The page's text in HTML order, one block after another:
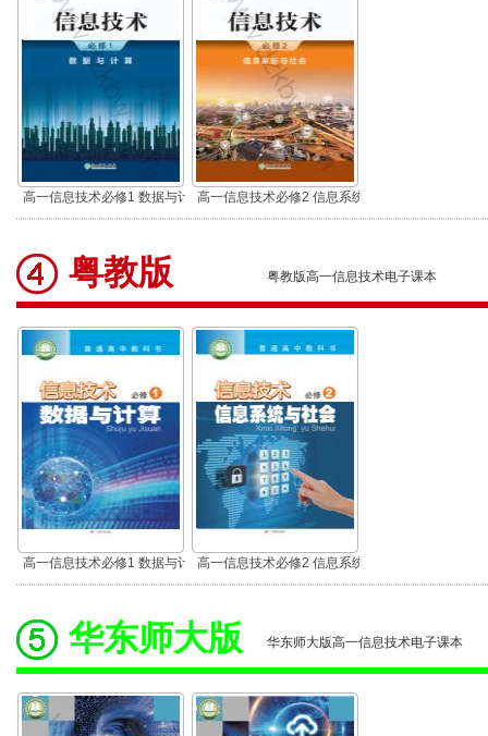
高一信息技术必修1 数据与计
算
高一信息技术必修2 信息系统
与社会
粤教版 粤教版高一信息技术电子课本
高一信息技术必修1 数据与计
算
高一信息技术必修2 信息系统
与社会
华东师大版 华东师大版高一信息技术电子课本